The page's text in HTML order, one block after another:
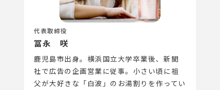
代表取締役
冨永 咲
鹿児島市出身。横浜国立大学卒業後、新聞
社で広告の企画営業に従事。小さい頃に祖
父が大好きな「白波」のお湯割りを作ってい